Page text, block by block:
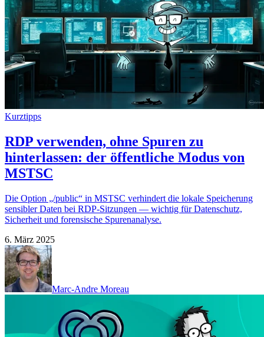
Kurztipps
RDP verwenden, ohne Spuren zu
hinterlassen: der öffentliche Modus von
MSTSC
Die Option „/public“ in MSTSC verhindert die lokale Speicherung
sensibler Daten bei RDP-Sitzungen — wichtig für Datenschutz,
Sicherheit und forensische Spurenanalyse.
6. März 2025
Marc-Andre Moreau